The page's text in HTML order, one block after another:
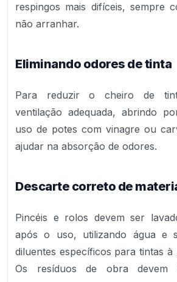
respingos mais difíceis, sempre
não arranhar.
Eliminando odores de tinta
Para reduzir o cheiro de
ventilação adequada, abrindo
uso de potes com vinagre ou
ajudar na absorção de odores.
Descarte correto de
Pincéis e rolos devem ser
após o uso, utilizando água e
diluentes específicos para tintas à
Os resíduos de obra devem